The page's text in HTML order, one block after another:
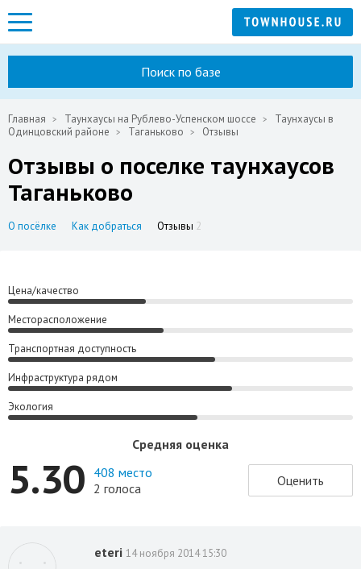
Поиск по базе
Главная Таунхаусы на Рублево-Успенском шоссе
Таунхаусы в
Одинцовский районе
Таганьково Отзывы
Отзывы о поселке таунхаусов
Таганьково
О посёлке Как добраться Отзывы 2
Цена/качество
Месторасположение
Транспортная доступность
Инфраструктура рядом
Экология
Средняя оценка
5.30 408 место
2 голоса
Оценить
eteri 14 ноября 2014 15:30